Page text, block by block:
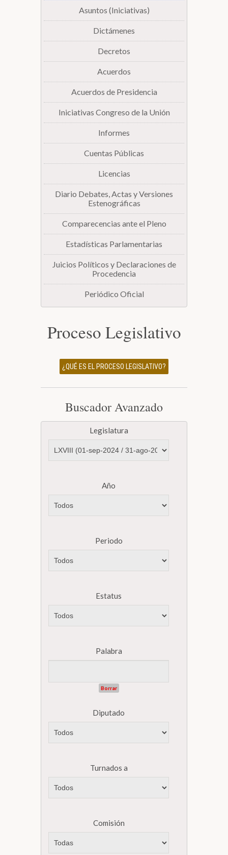
Asuntos (Iniciativas)
Dictámenes
Decretos
Acuerdos
Acuerdos de Presidencia
Iniciativas Congreso de la Unión
Informes
Cuentas Públicas
Licencias
Diario Debates, Actas y Versiones
Estenográficas
Comparecencias ante el Pleno
Estadísticas Parlamentarias
Juicios Políticos y Declaraciones de
Procedencia
Periódico Oficial
Proceso Legislativo
¿QUÉ ES EL PROCESO LEGISLATIVO?
Buscador Avanzado
Legislatura
Año
Periodo
Estatus
Palabra
Borrar
Diputado
Turnados a
Comisión